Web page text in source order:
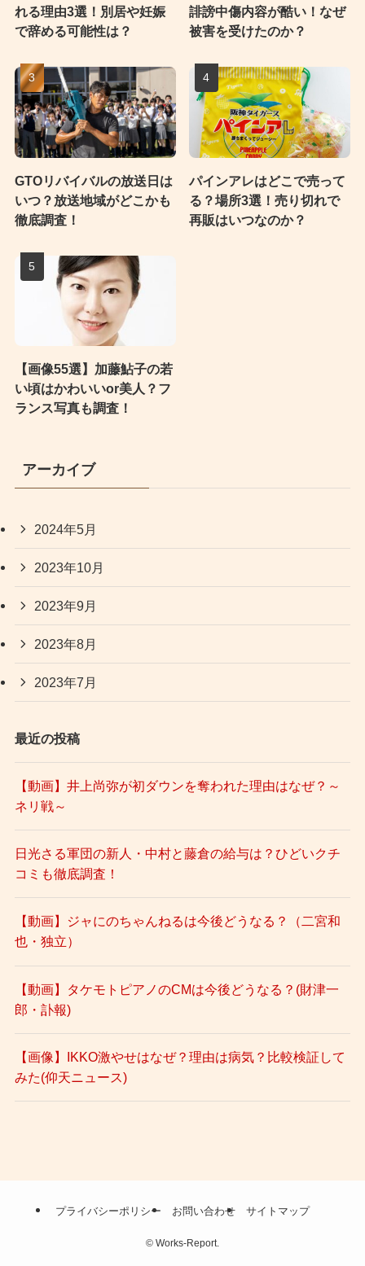
れる理由3選！別居や妊娠
で辞める可能性は？
誹謗中傷内容が酷い！なぜ
被害を受けたのか？
GTOリバイバルの放送日は
いつ？放送地域がどこかも
徹底調査！
パインアレはどこで売って
る？場所3選！売り切れで
再販はいつなのか？
【画像55選】加藤鮎子の若
い頃はかわいいor美人？フ
ランス写真も調査！
アーカイブ
2024年5月
2023年10月
2023年9月
2023年8月
2023年7月
最近の投稿
【動画】井上尚弥が初ダウンを奪われた理由はなぜ？～
ネリ戦～
日光さる軍団の新人・中村と藤倉の給与は？ひどいクチ
コミも徹底調査！
【動画】ジャにのちゃんねるは今後どうなる？（二宮和
也・独立）
【動画】タケモトピアノのCMは今後どうなる？(財津一
郎・訃報)
【画像】IKKO激やせはなぜ？理由は病気？比較検証して
みた(仰天ニュース)
プライバシーポリシー お問い合わせ サイトマップ
© Works-Report.